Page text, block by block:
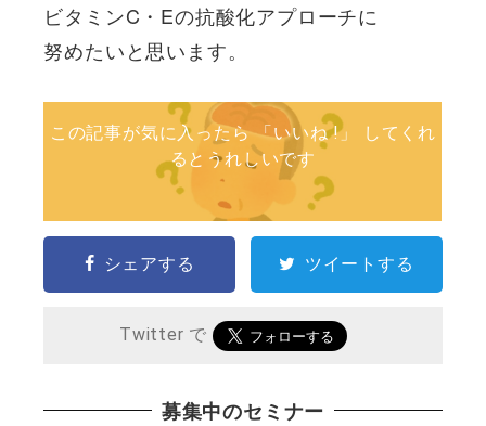
ビタミンC・Eの抗酸化アプローチに
努めたいと思います。
この記事が気に入ったら 「いいね !」 してくれ
るとうれしいです
シェアする ツイートする
Twitter で
募集中のセミナー